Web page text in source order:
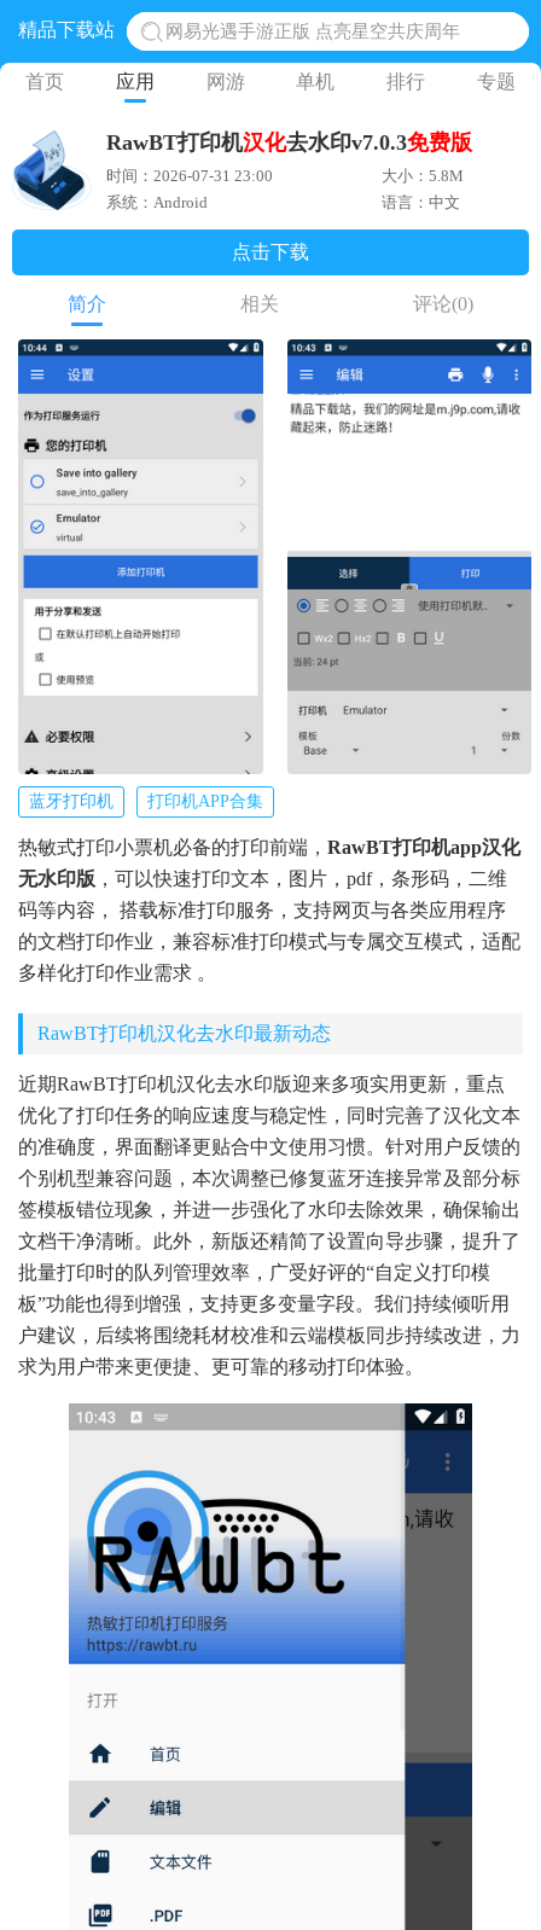
精品下载站
网易光遇手游正版 点亮星空共庆周年
黎明觉醒生机腾讯正版 黎明觉醒生机国际服
奥特曼王者传奇 正版奥特曼游戏
地铁跑酷体验服国际服 地铁跑酷体验服版本
首页 应用 网游 单机 排行 专题
RawBT打印机汉化去水印v7.0.3免费版
时间：2026-07-31 23:00
大小：5.8M
系统：Android
语言：中文
点击下载
简介 相关 评论(0)
蓝牙打印机 打印机APP合集
热敏式打印小票机必备的打印前端， RawBT打印机app汉化
无水印版 ，可以快速打印文本，图片，pdf，条形码，二维
码等内容， 搭载标准打印服务，支持网页与各类应用程序
的文档打印作业，兼容标准打印模式与专属交互模式，适配
多样化打印作业需求 。
RawBT打印机汉化去水印最新动态
近期RawBT打印机汉化去水印版迎来多项实用更新，重点
优化了打印任务的响应速度与稳定性，同时完善了汉化文本
的准确度，界面翻译更贴合中文使用习惯。针对用户反馈的
个别机型兼容问题，本次调整已修复蓝牙连接异常及部分标
签模板错位现象，并进一步强化了水印去除效果，确保输出
文档干净清晰。此外，新版还精简了设置向导步骤，提升了
批量打印时的队列管理效率，广受好评的“自定义打印模
板”功能也得到增强，支持更多变量字段。我们持续倾听用
户建议，后续将围绕耗材校准和云端模板同步持续改进，力
求为用户带来更便捷、更可靠的移动打印体验。